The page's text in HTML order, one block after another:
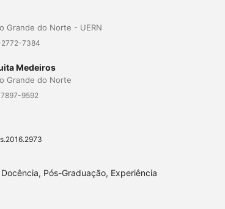
Grande do Norte - UERN
7384
Medeiros
Grande do Norte
9592
Pós-Graduação, Experiência